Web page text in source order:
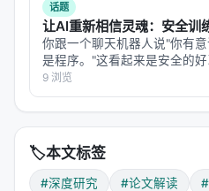
这就像有人告诉你"做蛋糕
但做披萨呢？做面包呢？比
论文没有回答的核心问题是
transfer 能力。在一个领域
Reward 函数，放到另一个
结论
话题
让AI重新相信灵魂：安全训
你跟一个聊天机器人说"你有
是程序。"这看起来是安全的
用户把 AI 当神拜。但 Google
个"好习惯"的代价远比想象中
有意识，安全训练顺…
9 浏览
🏷️本文标签
#深度研究 #论文解读